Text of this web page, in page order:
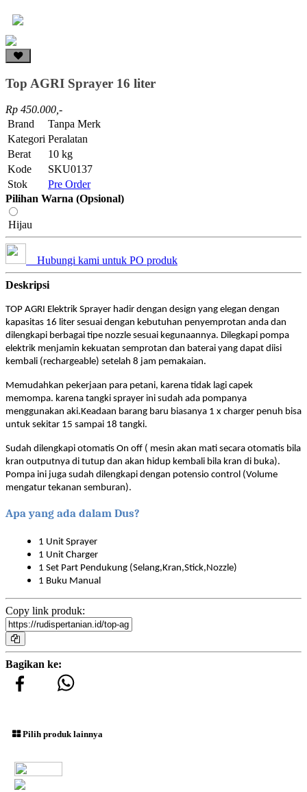
Top AGRI Sprayer 16 liter
Rp 450.000,-
Brand
Tanpa Merk
Kategori Peralatan
Berat
10 kg
Kode
SKU0137
Stok
Pre Order
Pilihan Warna (Opsional)
Hijau
Hubungi kami untuk PO produk
Deskripsi
TOP AGRI Elektrik Sprayer hadir dengan design yang elegan dengan
kapasitas 16 liter sesuai dengan kebutuhan penyemprotan anda dan
dilengkapi berbagai tipe nozzle sesuai kegunaannya. Dilegkapi pompa
elektrik menjamin kekuatan semprotan dan baterai yang dapat diisi
kembali (rechargeable) setelah 8 jam pemakaian.
Memudahkan pekerjaan para petani, karena tidak lagi capek
memompa. karena tangki sprayer ini sudah ada pompanya
menggunakan aki.Keadaan barang baru biasanya 1 x charger penuh bisa
untuk sekitar 15 sampai 18 tangki.
Sudah dilengkapi otomatis On off ( mesin akan mati secara otomatis bila
kran outputnya di tutup dan akan hidup kembali bila kran di buka).
Pompa ini juga sudah dilengkapi dengan potensio control (Volume
mengatur tekanan semburan).
Apa yang ada dalam Dus?
1 Unit Sprayer
1 Unit Charger
1 Set Part Pendukung (Selang,Kran,Stick,Nozzle)
1 Buku Manual
Copy link produk:
Bagikan ke:
Pilih produk lainnya